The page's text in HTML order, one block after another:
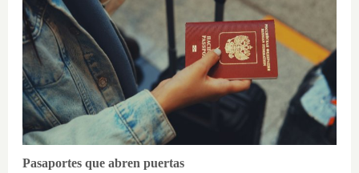
Pasaportes que abren puertas